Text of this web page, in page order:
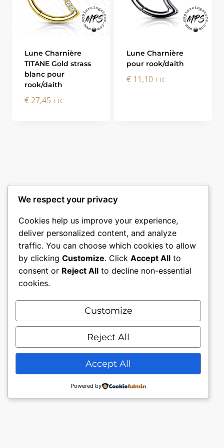
Lune Charnière
TITANE Gold strass
blanc pour
rook/daith
€27,45 TTC
Lune Charnière
pour rook/daith
€11,10 TTC
Mon compte
Nous contacter.
Conditions générales.
Politique de confidentialité
We respect your privacy
Cookies help us improve your experience,
deliver personalized content, and analyze
traffic. You can choose which cookies to allow
by clicking Customize. Click Accept All to
consent or Reject All to decline non-essential
cookies.
Customize
Reject All
Accept All
Powered by